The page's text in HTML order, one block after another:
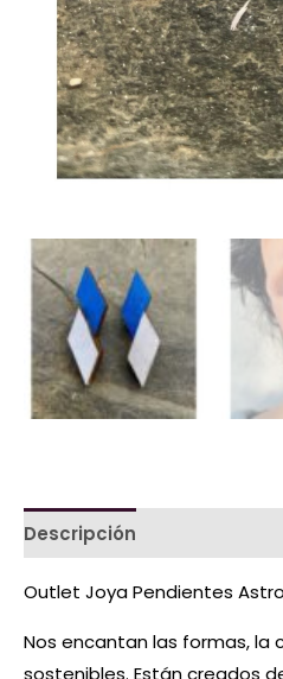
Descripción
Outlet Joya Pendientes
Nos encantan las formas, la
sostenibles. Están creados